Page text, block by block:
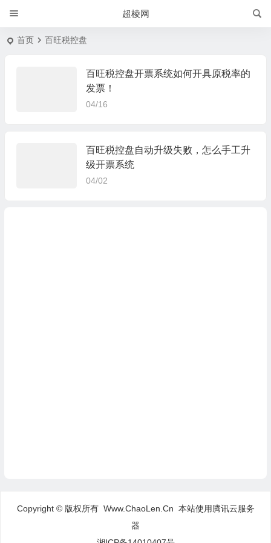
超棱网
首页 百旺税控盘
百旺税控盘开票系统如何开具原税率的
发票！
04/16
百旺税控盘自动升级失败，怎么手工升
级开票系统
04/02
Copyright © 版权所有 Www.ChaoLen.Cn 本站使用腾讯云服务
器